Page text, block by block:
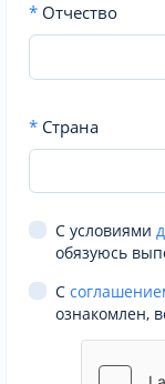
* Отчество
* Страна
С условиями
обязуюсь
С
ознакомлен,